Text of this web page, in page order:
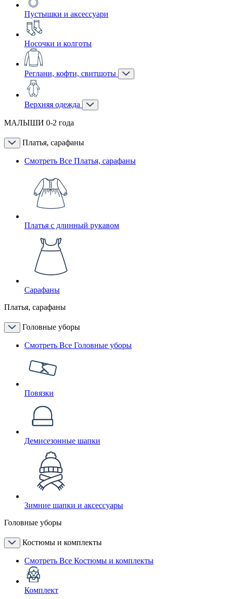
Пустышки и аксессуари
Носочки и колготы
Реглани, кофти, свитшоты
Верхняя одежда
МАЛЫШИ 0-2 года
Платья, сарафаны
Смотреть Все Платья, сарафаны
Платья с длинный рукавом
Сарафаны
Платья, сарафаны
Головные уборы
Смотреть Все Головные уборы
Повязки
Демисезонные шапки
Зимние шапки и аксессуары
Головные уборы
Костюмы и комплекты
Смотреть Все Костюмы и комплекты
Комплект